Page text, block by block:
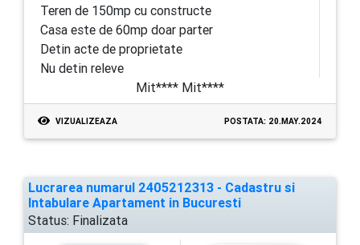
Teren de 150mp cu constructe
Casa este de 60mp doar parter
Detin acte de proprietate
Nu detin releve
Mit**** Mit****
VIZUALIZEAZA POSTATA: 20.MAY.2024
Lucrarea numarul 2405212313 - Cadastru si
Intabulare Apartament in Bucuresti
Status: Finalizata